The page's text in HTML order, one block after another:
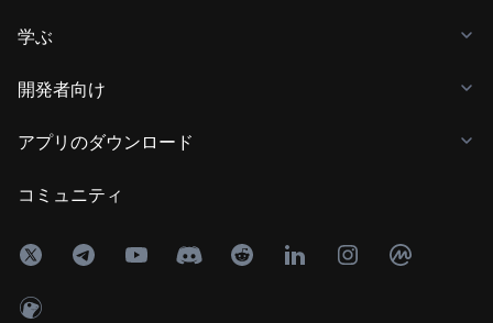
学ぶ
開発者向け
アプリのダウンロード
コミュニティ